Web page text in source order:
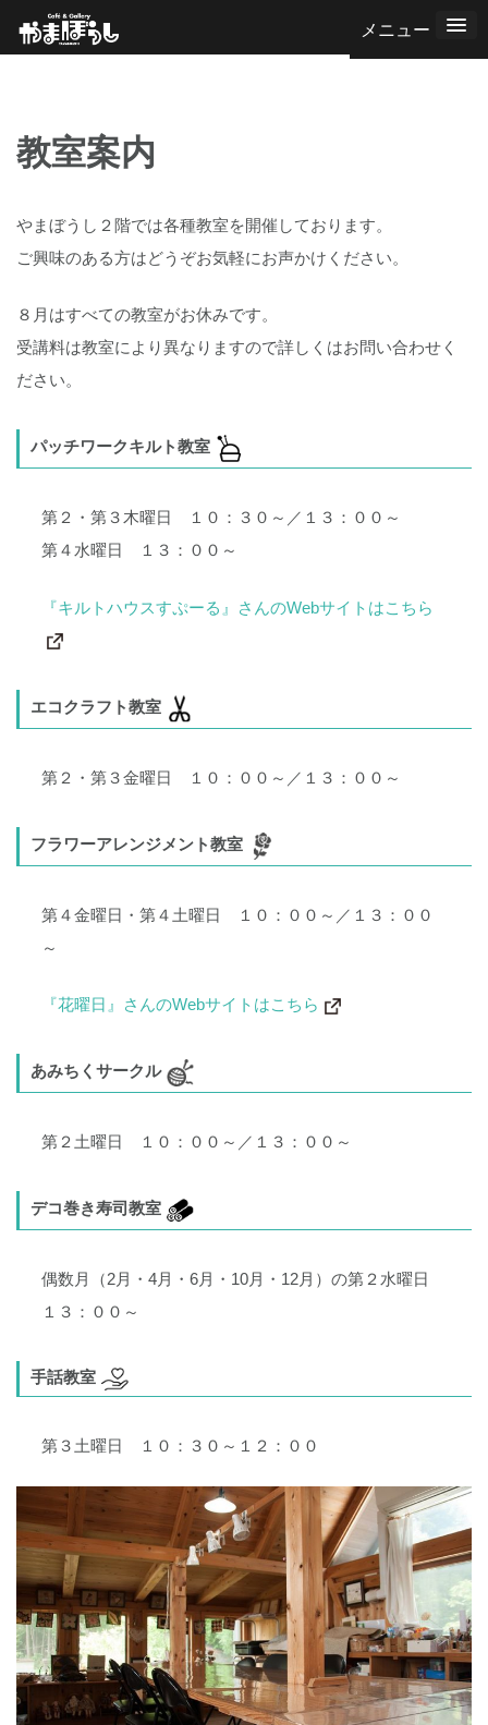
教室案内
やまぼうし２階では各種教室を開催しております。
ご興味のある方はどうぞお気軽にお声かけください。
８月はすべての教室がお休みです。
受講料は教室により異なりますので詳しくはお問い合わせく
ださい。
パッチワークキルト教室
第２・第３木曜日 １０：３０～／１３：００～
第４水曜日 １３：００～
『キルトハウスすぷーる』さんのWebサイトはこちら
エコクラフト教室
第２・第３金曜日 １０：００～／１３：００～
フラワーアレンジメント教室
第４金曜日・第４土曜日 １０：００～／１３：００
～
『花曜日』さんのWebサイトはこちら
あみちくサークル
第２土曜日 １０：００～／１３：００～
デコ巻き寿司教室
偶数月（2月・4月・6月・10月・12月）の第２水曜日
１３：００～
手話教室
第３土曜日 １０：３０～１２：００